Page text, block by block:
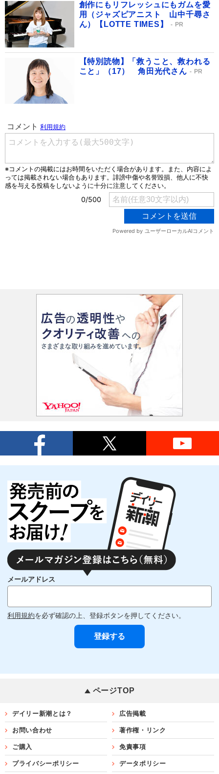
創作にもリフレッシュにもガムを愛
用（ジャズピアニスト 山中千尋さ
ん）【LOTTE TIMES】
PR
【特別読物】「救うこと、救われる
こと」（17） 角田光代さん
PR
メールアドレス
利用規約を必ず確認の上、登録ボタンを押してください。
ページTOP
デイリー新潮とは？ 広告掲載
お問い合わせ 著作権・リンク
ご購入 免責事項
プライバシーポリシー データポリシー